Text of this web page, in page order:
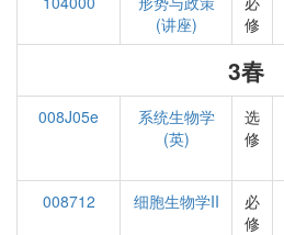
(讲座)
修
3春
008J05e
系统生物学
(英)
选
修
008712
细胞生物学II
必
修